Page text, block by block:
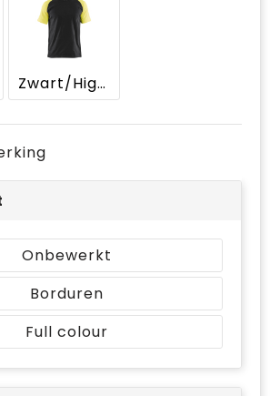
Zwart/High Vis Geel
Onbewerkt
Borduren
Full colour